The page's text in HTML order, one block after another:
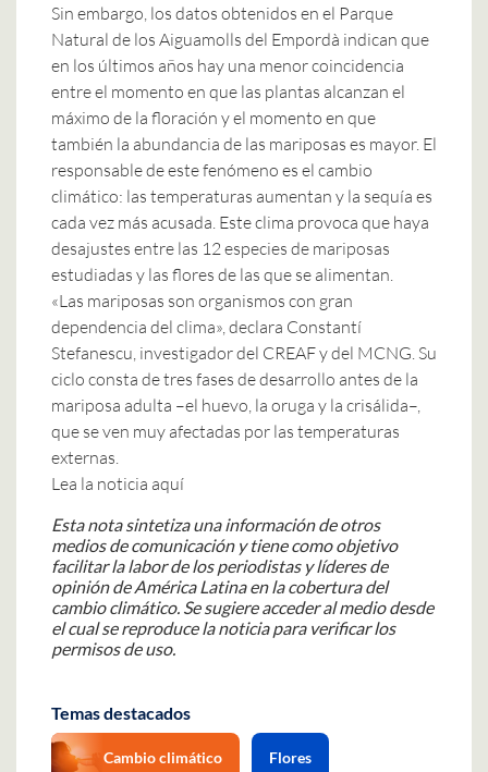
Sin embargo, los datos obtenidos en el Parque
Natural de los Aiguamolls del Empordà indican que
en los últimos años hay una menor coincidencia
entre el momento en que las plantas alcanzan el
máximo de la floración y el momento en que
también la abundancia de las mariposas es mayor. El
responsable de este fenómeno es el cambio
climático: las temperaturas aumentan y la sequía es
cada vez más acusada. Este clima provoca que haya
desajustes entre las 12 especies de mariposas
estudiadas y las flores de las que se alimentan.
«Las mariposas son organismos con gran
dependencia del clima», declara Constantí
Stefanescu, investigador del CREAF y del MCNG. Su
ciclo consta de tres fases de desarrollo antes de la
mariposa adulta –el huevo, la oruga y la crisálida–,
que se ven muy afectadas por las temperaturas
externas.
Lea la noticia aquí
Esta nota sintetiza una información de otros
medios de comunicación y tiene como objetivo
facilitar la labor de los periodistas y líderes de
opinión de América Latina en la cobertura del
cambio climático. Se sugiere acceder al medio desde
el cual se reproduce la noticia para verificar los
permisos de uso.
Temas destacados
Cambio climático Flores